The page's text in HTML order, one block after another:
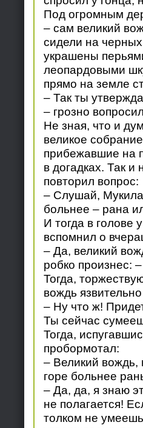
Под огромным
– сам великий
сидели на
украшены
леопардовыми
прямо на земле
– Так ты
– грозно
Не зная, что и
великое
прибежавшие на
в догадках. Так и
повторил вопрос:
– Слушай,
больнее – рана
И тогда в голове
вспомнил о
– Да, великий
робко произнес:
Тогда,
вождь
– Ну что ж!
Ты сейчас
Тогда,
пробормотал:
– Великий вождь,
горе больнее
– Да, да, я знаю
не полагается!
толком не